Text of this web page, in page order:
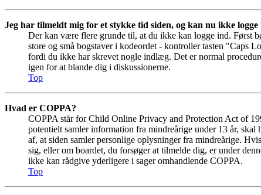
Jeg har tilmeldt mig for et stykke tid siden, og kan nu ikke
Der kan være flere grunde til, at du ikke kan logge ind. Først
store og små bogstaver i kodeordet - kontroller tasten "Caps
fordi du ikke har skrevet nogle indlæg. Det er normal
igen for at blande dig i diskussionerne.
Top
Hvad er COPPA?
COPPA står for Child Online Privacy and Protection Act of
potentielt samler information fra mindreårige under 13 år,
af, at siden samler personlige oplysninger fra mindreårige.
sig, eller om boardet, du forsøger at tilmelde dig, er under
ikke kan rådgive yderligere i sager omhandlende COPPA.
Top